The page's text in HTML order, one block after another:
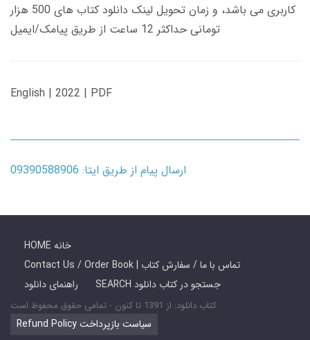
کاربری می باشد، و زمان تحویل لینک دانلود کتاب های 500 هزار
تومانی حداکثر 12 ساعت از طریق پیامک/ایمیل
English | 2022 | PDF
ارسال پیام از طریق ایتا: 09390588906
HOME خانه
Contact Us / Order Book | تماس با ما / سفارش کتاب
راهنمای دانلود
SEARCH جستجو در کتاب دانلود
کتاب دانلود: از 1391 تا کنون - تمامی حقوق محفوظ است
Refund Policy سیاست بازپرداخت